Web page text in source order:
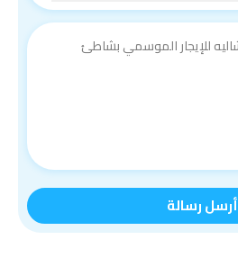
أرسل رسالة